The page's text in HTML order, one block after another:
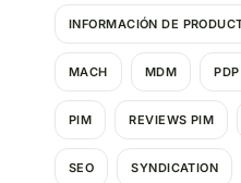
INFORMACIÓN DE
MACH MDM
PIM REVIEWS PIM
SEO SYNDICATION